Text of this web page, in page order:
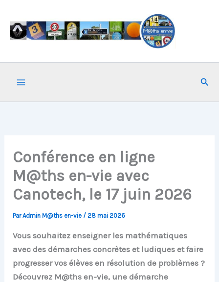
contenu
Conférence en ligne
M@ths en-vie avec
Canotech, le 17 juin 2026
ParAdmin M@ths en-vie /28 mai 2026
Vous souhaitez enseigner les mathématiques
avec des démarches concrètes et ludiques et faire
progresser vos élèves en résolution de problèmes ?
Découvrez M@ths en-vie, une démarche